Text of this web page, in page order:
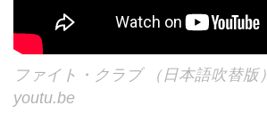
ファイト・クラブ （日本語吹替版）
youtu.be